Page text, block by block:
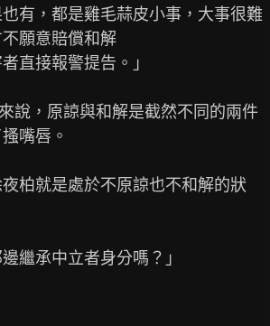
有，都是雞毛蒜皮小事，大事很難
願意賠償和解
直接報警提告。」
說，原諒與和解是截然不同的兩件
嘴唇。
夜柏就是處於不原諒也不和解的狀
繼承中立者身分嗎？」